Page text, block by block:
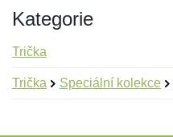
Kategorie
Trička
Trička Speciální kolekce